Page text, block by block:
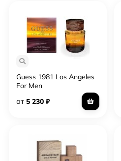
Guess 1981 Los Angeles
For Men
от 5 230 ₽